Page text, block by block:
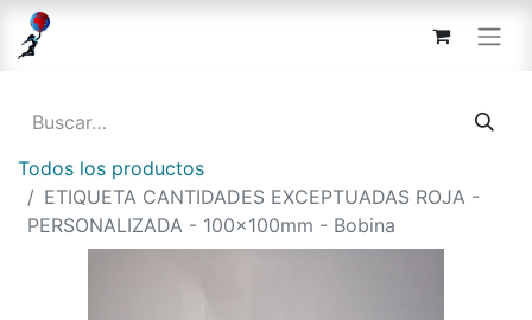
Todos los productos
ETIQUETA CANTIDADES EXCEPTUADAS ROJA -
PERSONALIZADA - 100x100mm - Bobina